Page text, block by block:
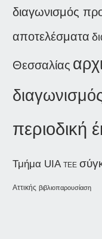
διαγωνισμός
αποτελέσματα
Θεσσαλίας
περιοδική
Τμήμα UIA ΤΕΕ
Αττικής βιβλιοπαρουσίαση